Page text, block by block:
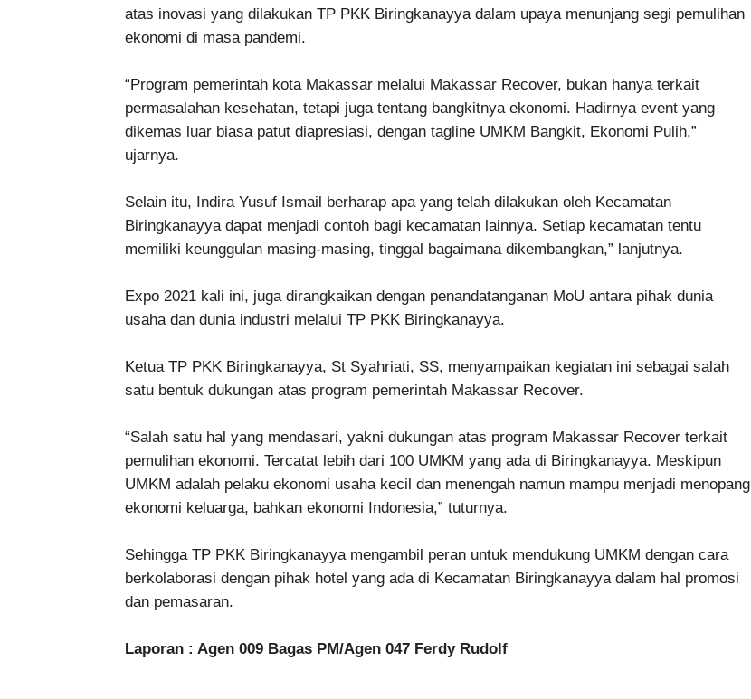
atas inovasi yang dilakukan TP PKK Biringkanayya dalam upaya menunjang segi pemulihan
ekonomi di masa pandemi.
“Program pemerintah kota Makassar melalui Makassar Recover, bukan hanya terkait
permasalahan kesehatan, tetapi juga tentang bangkitnya ekonomi. Hadirnya event yang
dikemas luar biasa patut diapresiasi, dengan tagline UMKM Bangkit, Ekonomi Pulih,”
ujarnya.
Selain itu, Indira Yusuf Ismail berharap apa yang telah dilakukan oleh Kecamatan
Biringkanayya dapat menjadi contoh bagi kecamatan lainnya. Setiap kecamatan tentu
memiliki keunggulan masing-masing, tinggal bagaimana dikembangkan,” lanjutnya.
Expo 2021 kali ini, juga dirangkaikan dengan penandatanganan MoU antara pihak dunia
usaha dan dunia industri melalui TP PKK Biringkanayya.
Ketua TP PKK Biringkanayya, St Syahriati, SS, menyampaikan kegiatan ini sebagai salah
satu bentuk dukungan atas program pemerintah Makassar Recover.
“Salah satu hal yang mendasari, yakni dukungan atas program Makassar Recover terkait
pemulihan ekonomi. Tercatat lebih dari 100 UMKM yang ada di Biringkanayya. Meskipun
UMKM adalah pelaku ekonomi usaha kecil dan menengah namun mampu menjadi menopang
ekonomi keluarga, bahkan ekonomi Indonesia,” tuturnya.
Sehingga TP PKK Biringkanayya mengambil peran untuk mendukung UMKM dengan cara
berkolaborasi dengan pihak hotel yang ada di Kecamatan Biringkanayya dalam hal promosi
dan pemasaran.
Laporan : Agen 009 Bagas PM/Agen 047 Ferdy Rudolf